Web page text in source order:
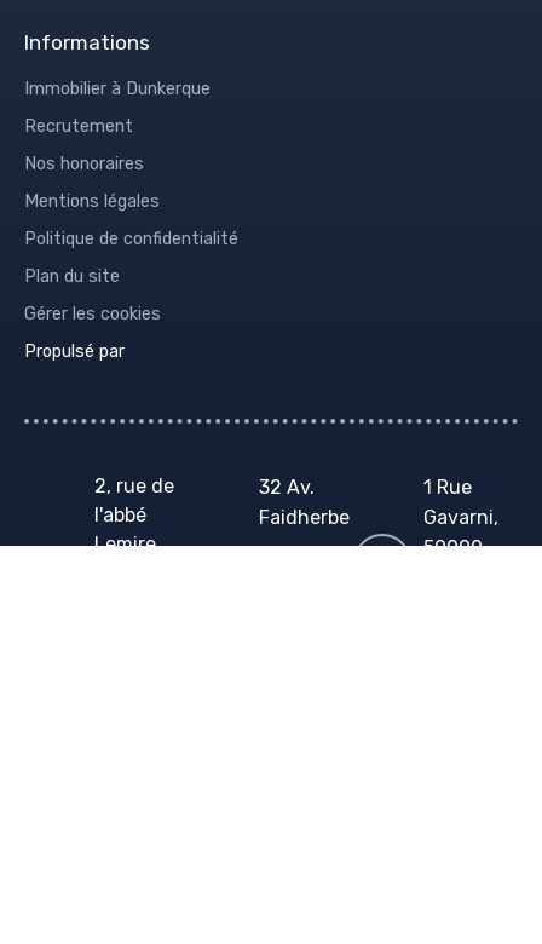
Informations
Immobilier à Dunkerque
Recrutement
Nos honoraires
Mentions légales
Politique de confidentialité
Plan du site
Gérer les cookies
Propulsé par
2, rue de
l'abbé
Lemire
32 Av.
Faidherbe
,
1 Rue
Gavarni,
59000